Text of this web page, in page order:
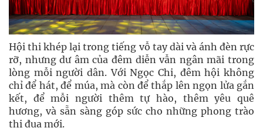
Hội thi khép lại trong tiếng vỗ tay dài và ánh đèn rực
rỡ, nhưng dư âm của đêm diễn vẫn ngân mãi trong
lòng mỗi người dân. Với Ngọc Chi, đêm hội không
chỉ để hát, để múa, mà còn để thắp lên ngọn lửa gắn
kết, để mỗi người thêm tự hào, thêm yêu quê
hương, và sẵn sàng góp sức cho những phong trào
thi đua mới.